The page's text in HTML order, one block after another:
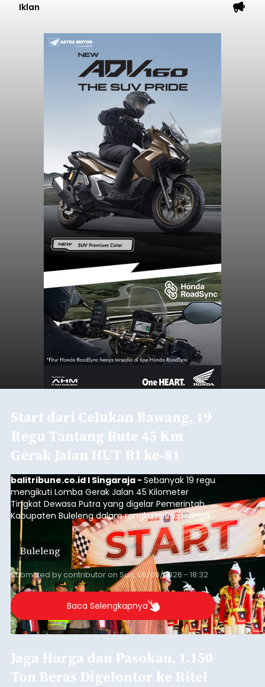
Iklan
Start dari Celukan Bawang, 19
Regu Tantang Rute 45 Km
Gerak Jalan HUT RI ke-81
balitribune.co.id I Singaraja - Sebanyak 19 regu
mengikuti Lomba Gerak Jalan 45 Kilometer
Tingkat Dewasa Putra yang digelar Pemerintah
Kabupaten Buleleng dalam rangka memperingati
HUT ke-81 Kemerdekaan Republik Indonesia.
Lomba resmi dimulai dari Lapangan Sepak Bola
Desa Celukan Bawang, Sabtu (8/8/2026) malam.
Buleleng
Submitted bycontributoron Sun, 08/09/2026 - 18:32
Baca Selengkapnya
Jaga Harga dan Pasokan, 1.150
Ton Beras Digelontor ke Ritel